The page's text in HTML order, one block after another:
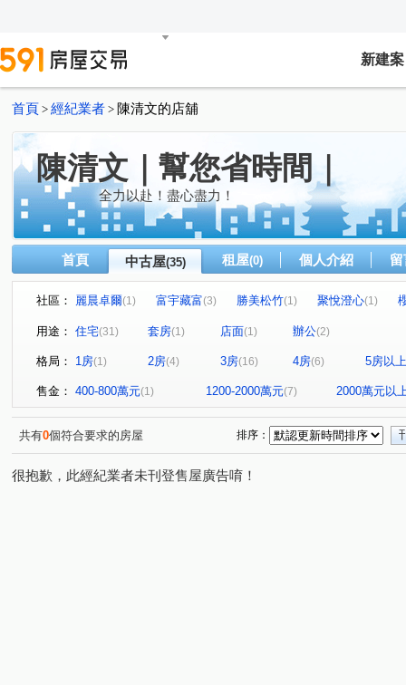
新建案
首頁 > 經紀業者 > 陳清文的店舖
陳清文｜幫您省時間｜
全力以赴！盡心盡力！
首頁 中古屋(35) 租屋(0) 個人介紹
社區： 麗晨卓爾(1) 富宇藏富(3) 勝美松竹(1) 聚悅澄心(1)
仁美大觀
中港世貿天下大樓 勝美有禮
櫻花活力水岸 (1) THE精銳(1) 大毅讚幸福(1) 久樘臻悅
寶輝THE SPRINGS 寬埕和雲(1) 米蘭雙星(1)
國雄
佑崧千滙(1) 景賢路(1) 崇德二路二段(3) 松竹路二段(2)
港新三路(1) 臺灣大道四段(2)
環中東路六
思齊街(1) 漢成六街(1) 豐樂北二路(1) 敦富路(3)
大
松竹五路一段(1) 三甲東街(1)
用途： 住宅(31) 套房(1) 店面(1) 辦公(2)
格局： 1房(1) 2房(4) 3房(16) 4房(6) 5房以上
售金： 400-800萬元(1) 1200-2000萬元(7) 2000萬元以
共有0個符合要求的房屋 排序：
很抱歉，此經紀業者未刊登售屋廣告唷！